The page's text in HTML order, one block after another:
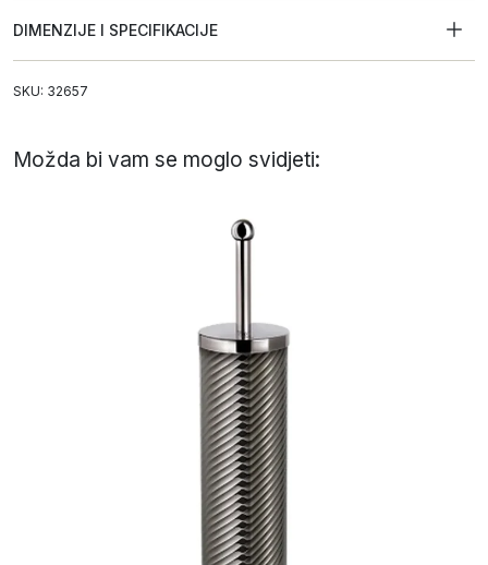
DIMENZIJE I SPECIFIKACIJE
SKU: 32657
Možda bi vam se moglo svidjeti: